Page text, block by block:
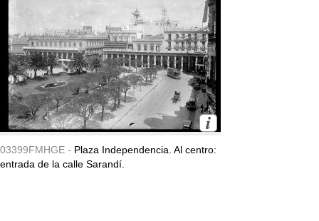
03399FMHGE - Plaza Independencia. Al centro:
entrada de la calle Sarandí.